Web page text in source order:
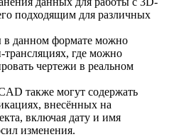
подходящим для различных
данном формате можно
трансляциях, где можно
чертежи в реальном
также могут содержать
внесённых на
включая дату и имя
изменения.